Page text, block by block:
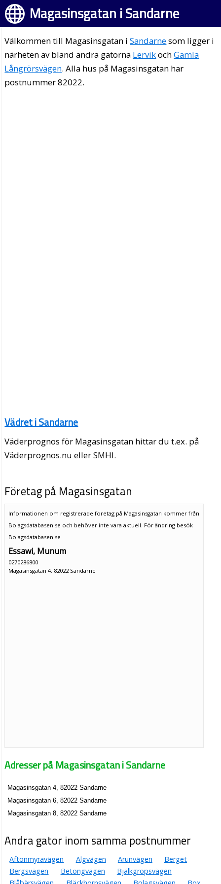
Magasinsgatan i Sandarne
Välkommen till Magasinsgatan iSandarnesom ligger i
närheten av bland andra gatorna LervikochGamla
Långrörsvägen. Alla hus på Magasinsgatan har
postnummer 82022.
Vädret i Sandarne
Väderprognos för Magasinsgatan hittar du t.ex. på
Väderprognos.nu eller SMHI.
Företag på Magasinsgatan
Informationen om registrerade företag på Magasinsgatan kommer från
Bolagsdatabasen.se och behöver inte vara aktuell. För ändring besök
Bolagsdatabasen.se
Essawi, Munum
0270286800
Magasinsgatan 4, 82022 Sandarne
Adresser på Magasinsgatan i Sandarne
Magasinsgatan 4, 82022 Sandarne
Magasinsgatan 6, 82022 Sandarne
Magasinsgatan 8, 82022 Sandarne
Andra gator inom samma postnummer
Aftonmyravägen Algvägen Arunvägen
Berget
Bergsvägen
Betongvägen
Bjälkgropsvägen